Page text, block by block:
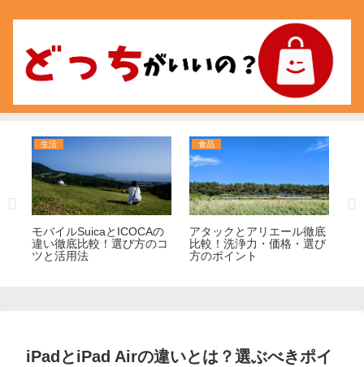
生活
モバイルSuicaとICOCAの
違い徹底比較！選び方のコ
ツと活用法
食品
アタックとアリエール徹底
比較！洗浄力・価格・選び
方のポイント
iPadとiPad Airの違いとは？選ぶべきポイ